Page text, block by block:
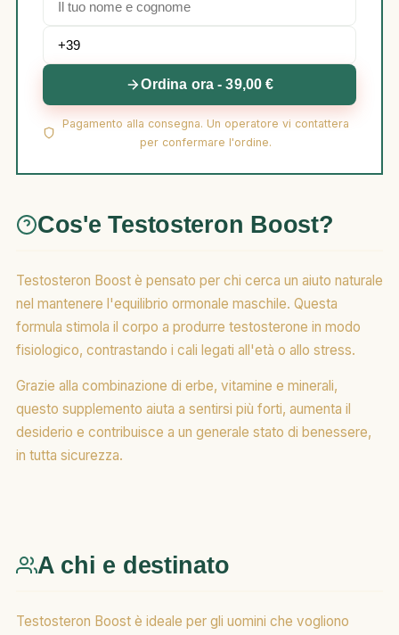
Ordina ora - 39,00 €
Pagamento alla consegna. Un operatore vi contattera
per confermare l'ordine.
Cos'e Testosteron Boost?
Testosteron Boost è pensato per chi cerca un aiuto naturale
nel mantenere l'equilibrio ormonale maschile. Questa
formula stimola il corpo a produrre testosterone in modo
fisiologico, contrastando i cali legati all'età o allo stress.
Grazie alla combinazione di erbe, vitamine e minerali,
questo supplemento aiuta a sentirsi più forti, aumenta il
desiderio e contribuisce a un generale stato di benessere,
in tutta sicurezza.
A chi e destinato
Testosteron Boost è ideale per gli uomini che vogliono